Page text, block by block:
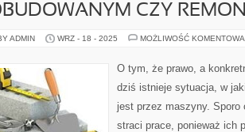
CZY
ADMIN WRZ - 18 - 2025 MOŻLIWOŚĆ
O tym, że prawo, a
dziś istnieje sytuacja, w
jest przez maszyny. Sporo
straci prace, ponieważ ich